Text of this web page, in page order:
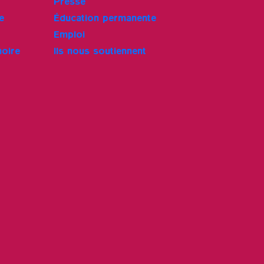
Éducation permanente
Emploi
Ils nous soutiennent